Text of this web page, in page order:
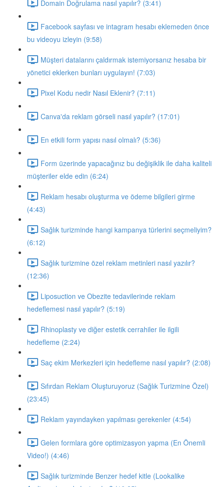
Domain Doğrulama nasıl yapılır? (3:41)
Facebook sayfası ve intagram hesabı eklemeden önce
bu videoyu izleyin (9:58)
Müşteri datalarını çaldırmak istemiyorsanız hesaba bir
yönetici eklerken bunları uygulayın! (7:03)
Pixel Kodu nedir Nasıl Eklenir? (7:11)
Canva'da reklam görseli nasıl yapılır? (17:01)
En etkili form yapısı nasıl olmalı? (5:36)
Form üzerinde yapacağınız bu değişiklik ile daha kaliteli
müşteriler elde edin (6:24)
Reklam hesabı oluşturma ve ödeme bilgileri girme
(4:43)
Sağlık turizminde hangi kampanya türlerini seçmeliyim?
(6:12)
Sağlık turizmine özel reklam metinleri nasıl yazılır?
(12:36)
Liposuction ve Obezite tedavilerinde reklam
hedeflemesi nasıl yapılır? (5:19)
Rhinoplasty ve diğer estetik cerrahiler ile ilgili
hedefleme (2:24)
Saç ekim Merkezleri için hedefleme nasıl yapılır? (2:08)
Sıfırdan Reklam Oluşturuyoruz (Sağlık Turizmine Özel)
(23:45)
Reklam yayındayken yapılması gerekenler (4:54)
Gelen formlara göre optimizasyon yapma (En Önemli
Video!) (4:46)
Sağlık turizminde Benzer hedef kitle (Lookalike